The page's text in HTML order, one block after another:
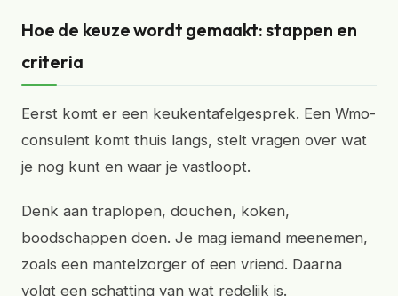
Hoe de keuze wordt gemaakt: stappen en
criteria
Eerst komt er een keukentafelgesprek. Een Wmo-
consulent komt thuis langs, stelt vragen over wat
je nog kunt en waar je vastloopt.
Denk aan traplopen, douchen, koken,
boodschappen doen. Je mag iemand meenemen,
zoals een mantelzorger of een vriend. Daarna
volgt een schatting van wat redelijk is.